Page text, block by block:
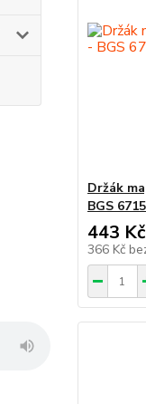
Držák
BGS
443 Kč
366 Kč